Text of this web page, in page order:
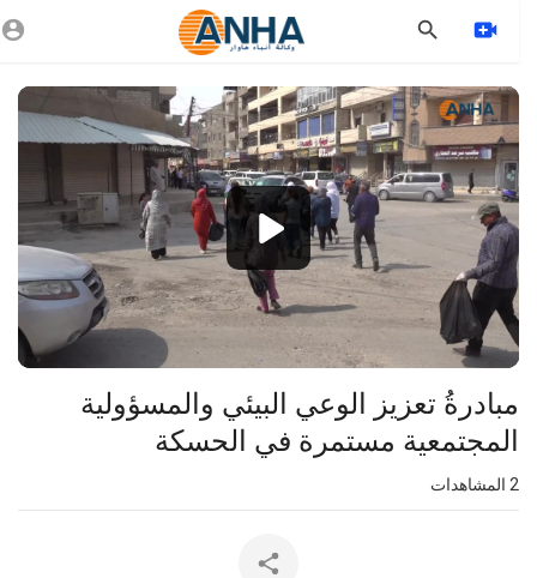
Video
Player
1080p
720p
480p
360p
مبادرةُ تعزيز الوعي البيئي والمسؤولية
المجتمعية مستمرة في الحسكة
المشاهدات